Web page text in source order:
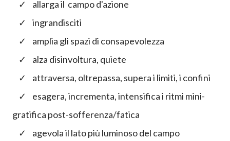
✓ allarga il campo d'azione
✓ ingrandisciti
✓ amplia gli spazi di consapevolezza
✓ alza disinvoltura, quiete
✓ attraversa, oltrepassa, supera i limiti, i confini
✓ esagera, incrementa, intensifica i ritmi mini-
gratifica post-sofferenza/fatica
✓ agevola il lato più luminoso del campo